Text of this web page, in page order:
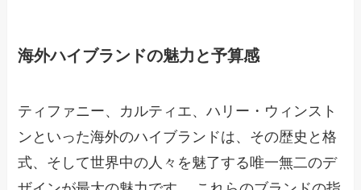
海外ハイブランドの魅力と予算感
ティファニー、カルティエ、ハリー・ウィンスト
ンといった海外のハイブランドは、その歴史と格
式、そして世界中の人々を魅了する唯一無二のデ